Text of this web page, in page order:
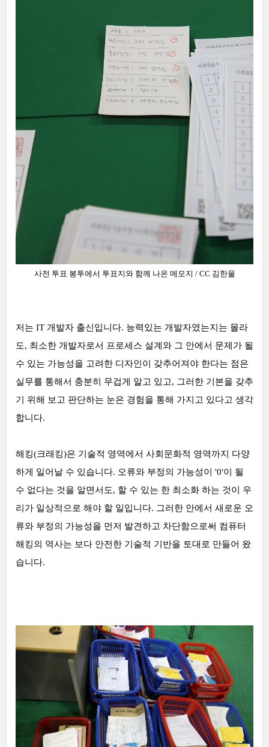
사전 투표 봉투에서 투표지와 함께 나온 메모지 / CC 김한울
저는 IT 개발자 출신입니다. 능력있는 개발자였는지는 몰라
도, 최소한 개발자로서 프로세스 설계와 그 안에서 문제가 될
수 있는 가능성을 고려한 디자인이 갖추어져야 한다는 점은
실무를 통해서 충분히 무겁게 알고 있고, 그러한 기본을 갖추
기 위해 보고 판단하는 눈은 경험을 통해 가지고 있다고 생각
합니다.
해킹(크래킹)은 기술적 영역에서 사회문화적 영역까지 다양
하게 일어날 수 있습니다. 오류와 부정의 가능성이 '0'이 될
수 없다는 것을 알면서도, 할 수 있는 한 최소화 하는 것이 우
리가 일상적으로 해야 할 일입니다. 그러한 안에서 새로운 오
류와 부정의 가능성을 먼저 발견하고 차단함으로써 컴퓨터
해킹의 역사는 보다 안전한 기술적 기반을 토대로 만들어 왔
습니다.